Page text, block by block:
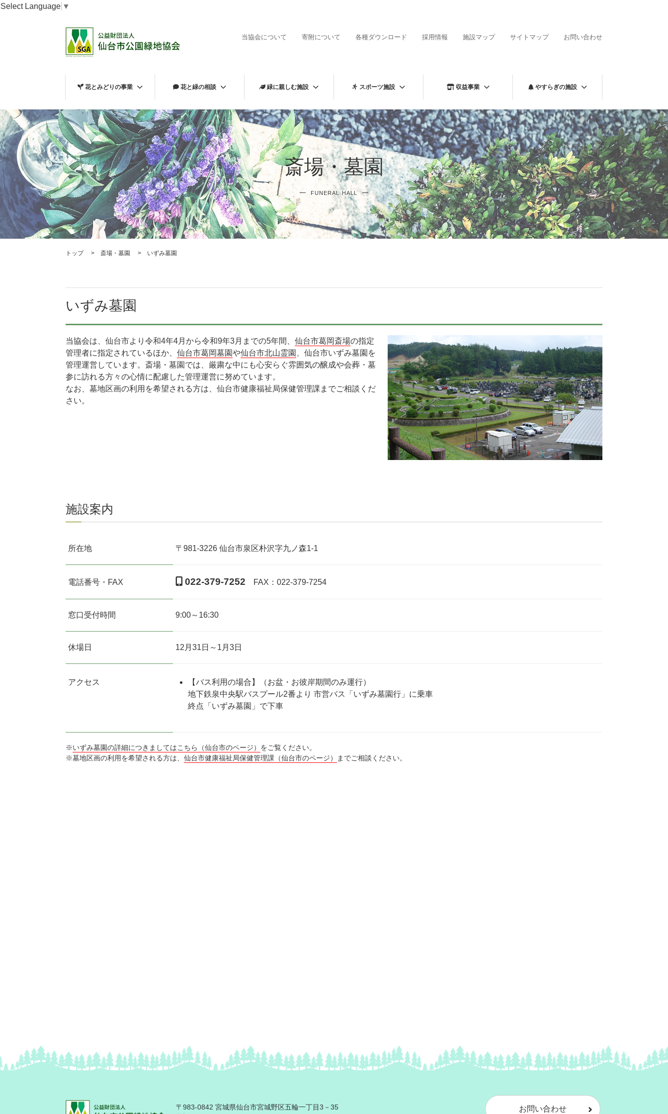
Select Language ▼
当協会について 寄附について 各種ダウンロード 採用情報 施設マップ サイトマップ お問い合わせ
花とみどりの事業 花と緑の相談 緑に親しむ施設 スポーツ施設 収益事業 やすらぎの施設
斎場・墓園
FUNERAL HALL
トップ 斎場・墓園 いずみ墓園
いずみ墓園
当協会は、仙台市より令和4年4月から令和9年3月までの5年間、 仙台市葛岡斎場の指定
管理者に指定されているほか、 仙台市葛岡墓園や仙台市北山霊園
、仙台市いずみ墓園を
管理運営しています。斎場・墓園では、厳粛な中にも心安らぐ雰囲気の醸成や会葬・墓
参に訪れる方々の心情に配慮した管理運営に努めています。
なお、墓地区画の利用を希望される方は、仙台市健康福祉局保健管理課までご相談くだ
さい。
施設案内
所在地 〒981-3226 仙台市泉区朴沢字九ノ森1-1
電話番号・FAX 022-379-7252 FAX：022-379-7254
窓口受付時間 9:00～16:30
休場日 12月31日～1月3日
アクセス
【バス利用の場合】（お盆・お彼岸期間のみ運行）
地下鉄泉中央駅バスプール2番より 市営バス「いずみ墓園行」に乗車
終点「いずみ墓園」で下車
※いずみ墓園の詳細につきましてはこちら（仙台市のページ） をご覧ください。
※墓地区画の利用を希望される方は、 仙台市健康福祉局保健管理課（仙台市のページ） までご相談ください。
〒983-0842 宮城県仙台市宮城野区五輪一丁目3－35
お問い合わせ